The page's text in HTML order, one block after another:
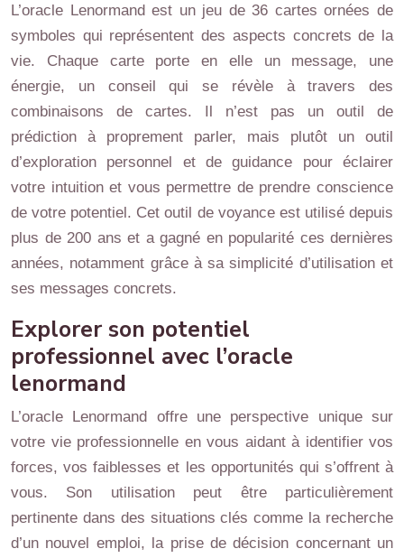
L’oracle Lenormand est un jeu de 36 cartes ornées de
symboles qui représentent des aspects concrets de la
vie. Chaque carte porte en elle un message, une
énergie, un conseil qui se révèle à travers des
combinaisons de cartes. Il n’est pas un outil de
prédiction à proprement parler, mais plutôt un outil
d’exploration personnel et de guidance pour éclairer
votre intuition et vous permettre de prendre conscience
de votre potentiel. Cet outil de voyance est utilisé depuis
plus de 200 ans et a gagné en popularité ces dernières
années, notamment grâce à sa simplicité d’utilisation et
ses messages concrets.
Explorer son potentiel
professionnel avec l’oracle
lenormand
L’oracle Lenormand offre une perspective unique sur
votre vie professionnelle en vous aidant à identifier vos
forces, vos faiblesses et les opportunités qui s’offrent à
vous. Son utilisation peut être particulièrement
pertinente dans des situations clés comme la recherche
d’un nouvel emploi, la prise de décision concernant un